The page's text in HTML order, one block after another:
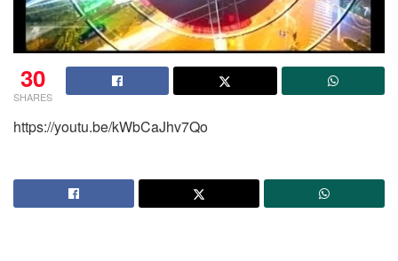
30
SHARES
https://youtu.be/kWbCaJhv7Qo